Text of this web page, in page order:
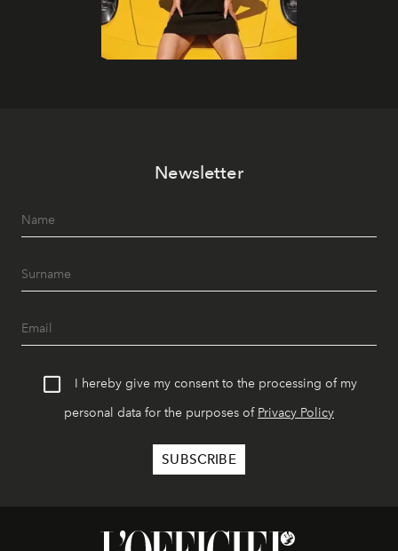
Newsletter
I hereby give my consent to the processing of my
personal data for the purposes of Privacy Policy